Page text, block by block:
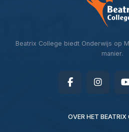
Beatrix College biedt Onderwijs op
manier.
OVER HET BEATRIX